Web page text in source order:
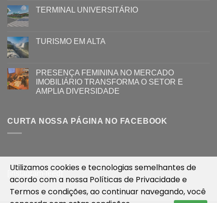
TERMINAL UNIVERSITÁRIO
TURISMO EM ALTA
PRESENÇA FEMININA NO MERCADO
IMOBILIÁRIO TRANSFORMA O SETOR E
AMPLIA DIVERSIDADE
CURTA NOSSA PÁGINA NO FACEBOOK
Utilizamos cookies e tecnologias semelhantes de
acordo com a nossa Políticas de Privacidadee
Termos e condições, ao continuar navegando, você